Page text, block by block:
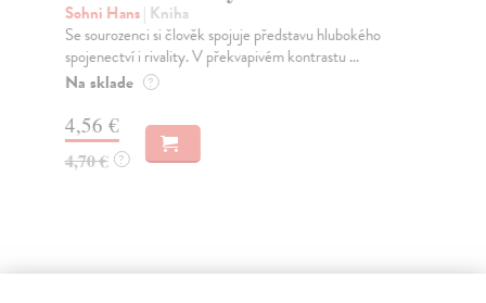
Sohni Hans| Kniha
Se sourozenci si člověk spojuje představu hlubokého
spojenectví i rivality. V překvapivém kontrastu ...
Na sklade ?
4,56 €
4,70 € ?